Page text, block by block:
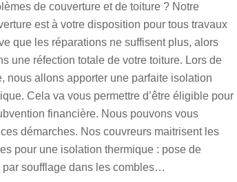
de couverture et de toiture ? Notre
est à votre disposition pour tous travaux
que les réparations ne suffisent plus, alors
une réfection totale de votre toiture. Lors de
nous allons apporter une parfaite isolation
Cela va vous permettre d’être éligible pour
financière. Nous pouvons vous
démarches. Nos couvreurs maitrisent les
pour une isolation thermique : pose de
soufflage dans les combles…